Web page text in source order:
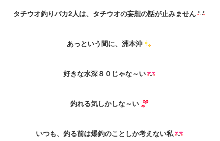
タチウオ釣りバカ2人は、タチウオの妄想の話が止みません
あっという間に、洲本沖
好きな水深８０じゃな～い
釣れる気しかしな～い
いつも、釣る前は爆釣のことしか考えない私